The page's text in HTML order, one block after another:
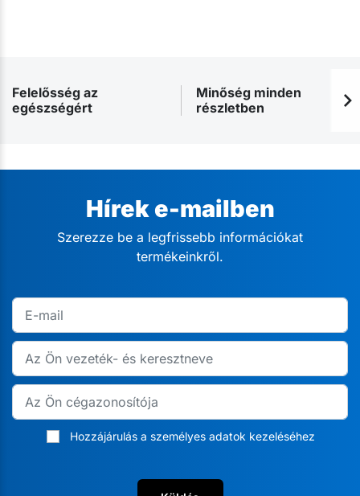
Felelősség az
egészségért
Minőség minden
részletben
Hírek e-mailben
Szerezze be a legfrissebb információkat
termékeinkről.
Hozzájárulás a személyes adatok kezeléséhez